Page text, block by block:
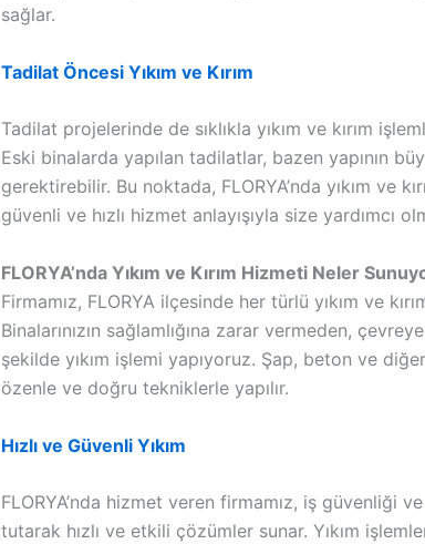
sağlar.
Tadilat Öncesi Yıkım ve Kırım
Tadilat projelerinde de sıklıkla yıkım ve kırım
Eski binalarda yapılan tadilatlar, bazen yapının
gerektirebilir. Bu noktada, FLORYA’nda yıkım ve
güvenli ve hızlı hizmet anlayışıyla size yardımcı
FLORYA’nda Yıkım ve Kırım Hizmeti Neler
Firmamız, FLORYA ilçesinde her türlü yıkım ve
Binalarınızın sağlamlığına zarar vermeden,
şekilde yıkım işlemi yapıyoruz. Şap, beton ve
özenle ve doğru tekniklerle yapılır.
Hızlı ve Güvenli Yıkım
FLORYA’nda hizmet veren firmamız, iş güvenliği
tutarak hızlı ve etkili çözümler sunar. Yıkım